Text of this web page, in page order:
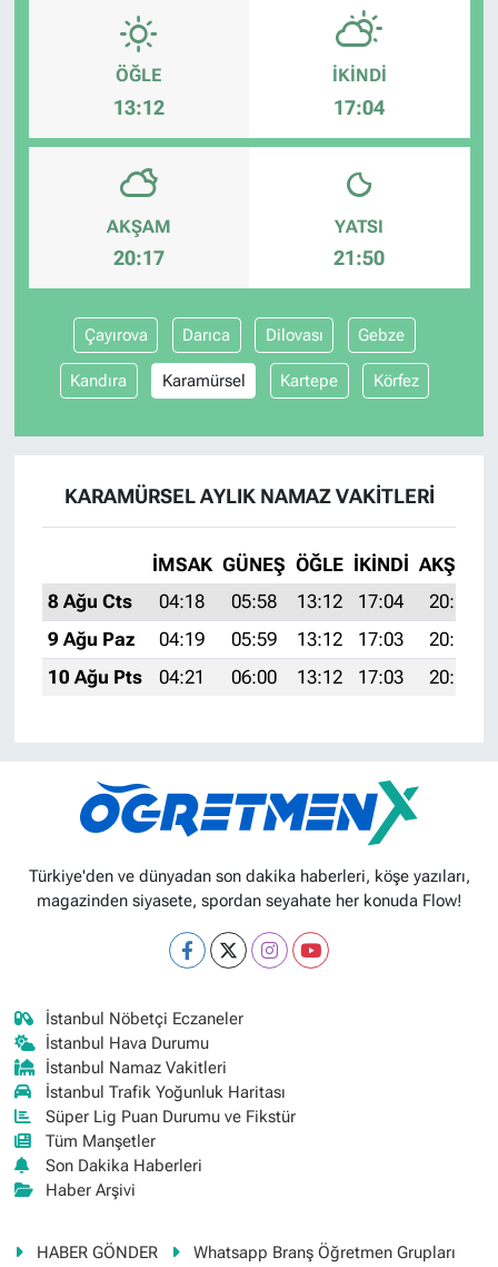
ÖĞLE
13:12
İKINDI
17:04
AKŞAM
20:17
YATSI
21:50
Çayırova Darıca Dilovası Gebze
Kandıra Karamürsel Kartepe Körfez
KARAMÜRSEL AYLIK NAMAZ VAKITLERI
İMSAK GÜNEŞ ÖĞLE İKINDI AKŞAM
8 Ağu Cts
04:18 05:58 13:12 17:04
20:17
9 Ağu Paz
04:19 05:59 13:12 17:03
20:16
10 Ağu Pts
04:21 06:00 13:12 17:03 20:14
Türkiye'den ve dünyadan son dakika haberleri, köşe yazıları,
magazinden siyasete, spordan seyahate her konuda Flow!
İstanbul Nöbetçi Eczaneler
İstanbul Hava Durumu
İstanbul Namaz Vakitleri
İstanbul Trafik Yoğunluk Haritası
Süper Lig Puan Durumu ve Fikstür
Tüm Manşetler
Son Dakika Haberleri
Haber Arşivi
HABER GÖNDER
Whatsapp Branş Öğretmen Grupları